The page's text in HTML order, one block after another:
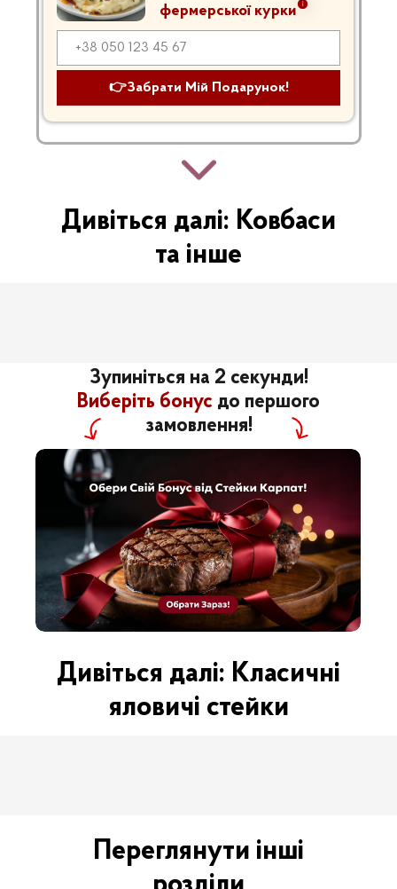
фермерської курки
👉Забрати Мій Подарунок!
Дивіться далі: Ковбаси
та інше
Зупиніться на 2 секунди!
Виберіть бонус до першого
замовлення!
Дивіться далі: Класичні
яловичі стейки
Переглянути інші
Птиця
Морепродукти
& Лосось
Дитячі ЕКО
Продукти